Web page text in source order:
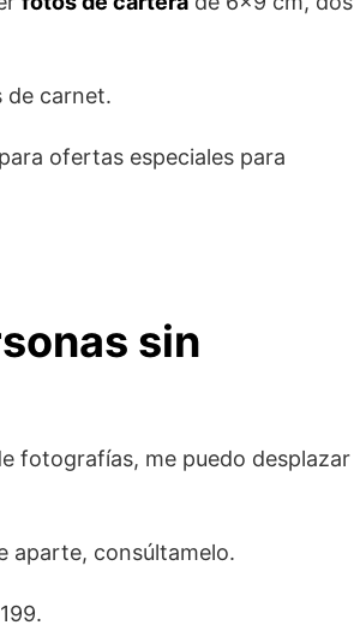
de carnet.
ofertas especiales para
sin
fotografías, me puedo desplazar
aparte, consúltamelo.